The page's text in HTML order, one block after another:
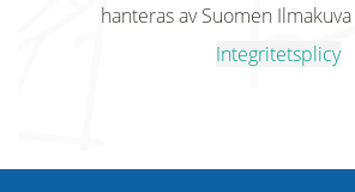
hanteras av Suomen
Integritetsplicy